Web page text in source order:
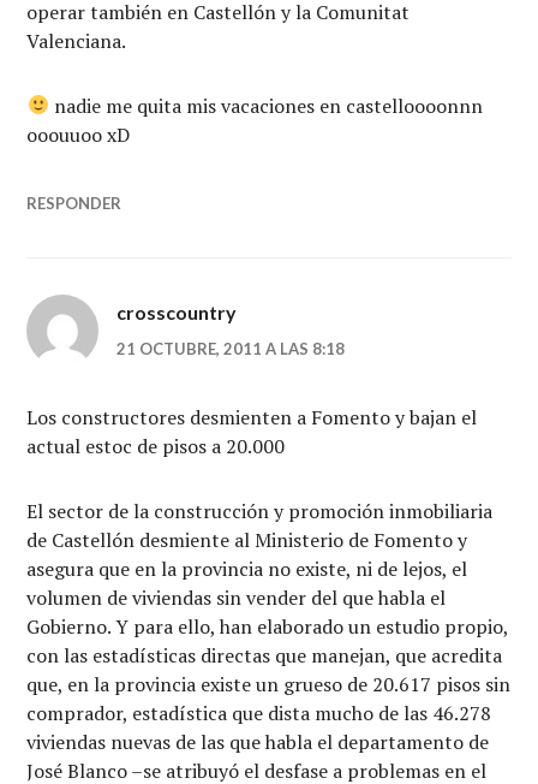
operar también en Castellón y la Comunitat
Valenciana.
nadie me quita mis vacaciones en castelloooonnn
ooouuoo xD
RESPONDER
crosscountry
21 OCTUBRE, 2011 A LAS 8:18
Los constructores desmienten a Fomento y bajan el
actual estoc de pisos a 20.000
El sector de la construcción y promoción inmobiliaria
de Castellón desmiente al Ministerio de Fomento y
asegura que en la provincia no existe, ni de lejos, el
volumen de viviendas sin vender del que habla el
Gobierno. Y para ello, han elaborado un estudio propio,
con las estadísticas directas que manejan, que acredita
que, en la provincia existe un grueso de 20.617 pisos sin
comprador, estadística que dista mucho de las 46.278
viviendas nuevas de las que habla el departamento de
José Blanco –se atribuyó el desfase a problemas en el